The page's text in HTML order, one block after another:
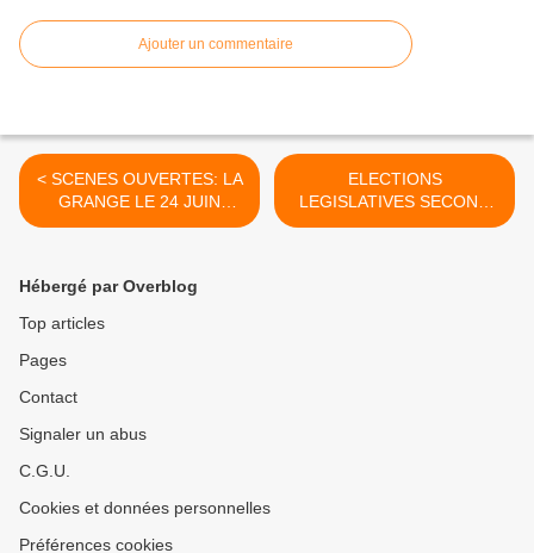
Ajouter un commentaire
< SCENES OUVERTES: LA
GRANGE LE 24 JUIN
20H30
ELECTIONS
LEGISLATIVES SECOND
TOUR: >
Hébergé par Overblog
Top articles
Pages
Contact
Signaler un abus
C.G.U.
Cookies et données personnelles
Préférences cookies